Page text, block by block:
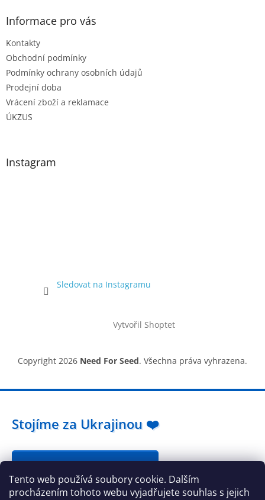
Tento web používá soubory cookie. Dalším
procházením tohoto webu vyjadřujete souhlas s jejich
Informace pro vás
Kontakty
Obchodní podmínky
Podmínky ochrany osobních údajů
Prodejní doba
Vrácení zboží a reklamace
ÚKZUS
Instagram
Sledovat na Instagramu
Vytvořil Shoptet
Copyright 2026 Need For Seed. Všechna práva vyhrazena.
Stojíme za Ukrajinou ❤️